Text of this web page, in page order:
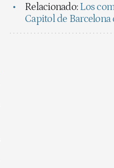
Relacionado: Los
Capitol de